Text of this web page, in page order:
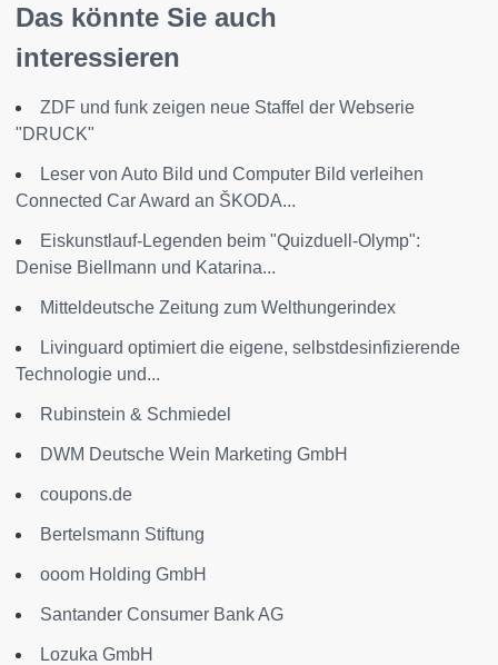
Das könnte Sie auch
interessieren
ZDF und funk zeigen neue Staffel der Webserie
"DRUCK"
Leser von Auto Bild und Computer Bild verleihen
Connected Car Award an ŠKODA...
Eiskunstlauf-Legenden beim "Quizduell-Olymp":
Denise Biellmann und Katarina...
Mitteldeutsche Zeitung zum Welthungerindex
Livinguard optimiert die eigene, selbstdesinfizierende
Technologie und...
Rubinstein & Schmiedel
DWM Deutsche Wein Marketing GmbH
coupons.de
Bertelsmann Stiftung
ooom Holding GmbH
Santander Consumer Bank AG
Lozuka GmbH